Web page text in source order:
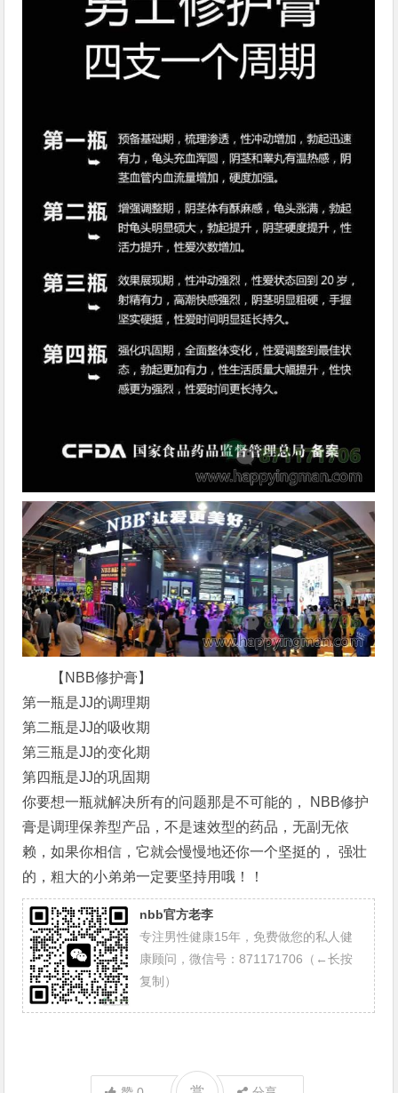
【NBB修护膏】
第一瓶是JJ的调理期
第二瓶是JJ的吸收期
第三瓶是JJ的变化期
第四瓶是JJ的巩固期
你要想一瓶就解决所有的问题那是不可能的， NBB修护
膏是调理保养型产品，不是速效型的药品，无副无依
赖，如果你相信，它就会慢慢地还你一个坚挺的， 强壮
的，粗大的小弟弟一定要坚持用哦！！
nbb官方老李
专注男性健康15年，免费做您的私人健
康顾问，微信号：871171706（←长按
复制）